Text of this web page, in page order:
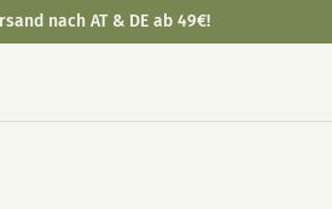
nach AT & DE ab 49€!